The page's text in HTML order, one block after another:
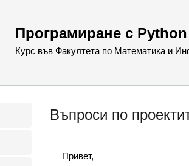
Програмиране с Python
Курс във Факултета по Математика и
Въпроси по
Привет,